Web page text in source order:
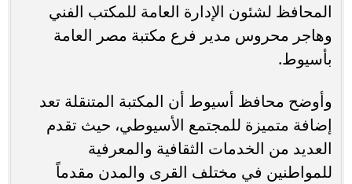
المحافظ لشئون الإدارة العامة للمكتب الفني
وهاجر محروس مدير فرع مكتبة مصر العامة
بأسيوط.
وأوضح محافظ أسيوط أن المكتبة المتنقلة تعد
إضافة متميزة للمجتمع الأسيوطي، حيث تقدم
العديد من الخدمات الثقافية والمعرفية
للمواطنين في مختلف القرى والمدن مقدماً